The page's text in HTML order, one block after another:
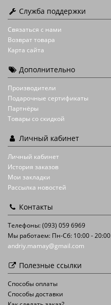
Служба поддержки
Связаться с нами
Возврат товара
Карта сайта
Дополнительно
Производители
Подарочные сертификаты
Партнёры
Товары со скидкой
Личный кабинет
Личный кабинет
История заказов
Мои закладки
Рассылка новостей
Контакты
Телефоны: (093) 059 6969
Мы работаем: Пн-Сб: 10:00 - 20:00
andriy.mamay@gmail.com
Полезные ссылки
Способы оплаты
Способы доставки